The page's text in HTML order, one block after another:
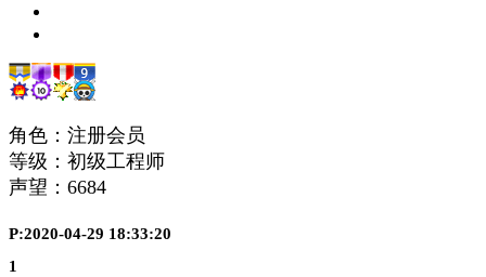
角色：注册会员
等级：初级工程师
声望： 6684
P:2020-04-29 18:33:20
1